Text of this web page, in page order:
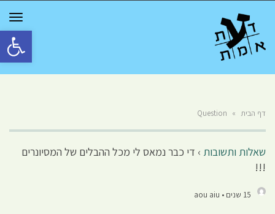
פתח
דף הבית »
Question
שאלות ותשובות › די כבר נמאס לי מכל ההבלים של המסיונרים
!!!
15 שנים • aou aiu